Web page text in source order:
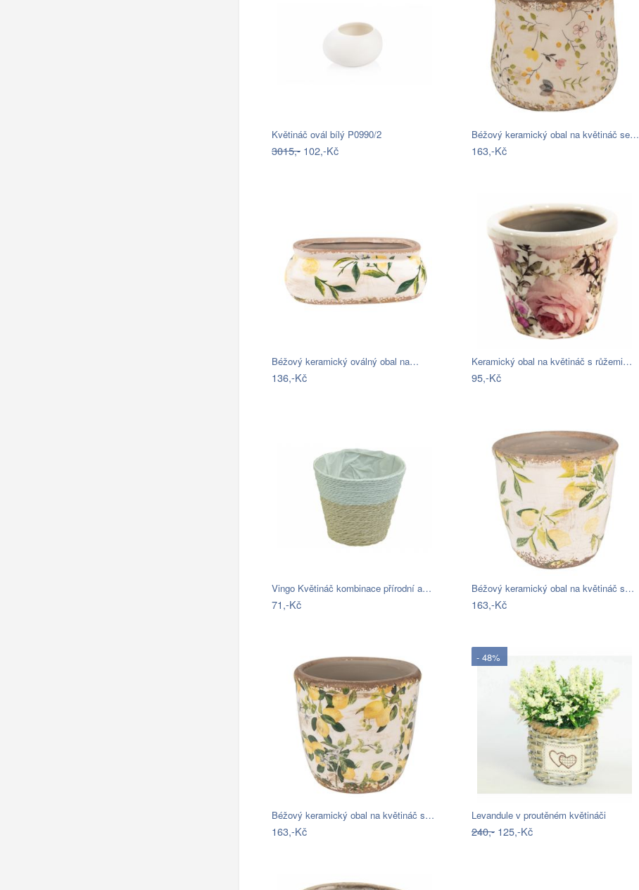
Květináč ovál bílý P0990/2
3015,- 102,-Kč
Béžový keramický obal na květináč se…
163,-Kč
Béžový keramický oválný obal na…
136,-Kč
Keramický obal na květináč s růžemi…
95,-Kč
Vingo Květináč kombinace přírodní a…
71,-Kč
Béžový keramický obal na květináč s…
163,-Kč
Béžový keramický obal na květináč s…
163,-Kč
- 48%
Levandule v proutěném květináči
240,- 125,-Kč